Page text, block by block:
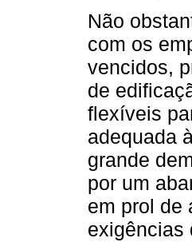
Não
com os
vencidos,
de
flexíveis
adequada
grande
por um
em prol de
exigências